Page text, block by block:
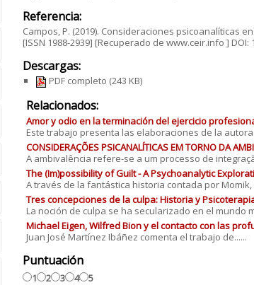
Referencia:
Campos, P. (2019). Consideraciones psicoanalíticas
[ISSN 1988-2939] [Recuperado de www.ceir.info ] DOI:
Descargas:
PDF completo (243 KB)
Relacionados:
Amor y odio en la terminación del ejercicio
Este trabajo presenta las elaboraciones de la
CONSIDERAÇÕES PSICANALÍTICAS EM TORNO DA
A ambivalência refere-se a um processo de
The (Im)possibility of Guilt - A Psychoanalytic
A través de la fantástica historia contada por Momik,
Tres concepciones de la culpa: Historia y
La noción de culpa se ha secularizado en el mundo
Michael Eigen, Wilfred Bion y el contacto con las
Juan José Martínez Ibáñez comenta el trabajo de......
Puntuación
1 2 3 4 5